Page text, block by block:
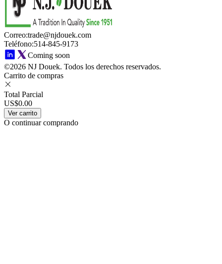
Correo:trade@njdouek.com
Teléfono:514-845-9173
Coming soon
©2026 NJ Douek. Todos los derechos reservados.
Carrito de compras
Total Parcial
US$0.00
Ver carrito
O continuar comprando